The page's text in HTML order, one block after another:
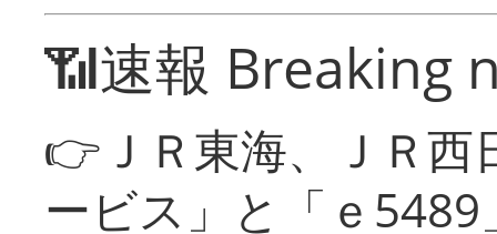
📶速報 Breaking
👉ＪＲ東海、ＪＲ
ービス」と「ｅ